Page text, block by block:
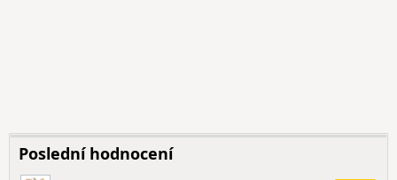
Poslední hodnocení